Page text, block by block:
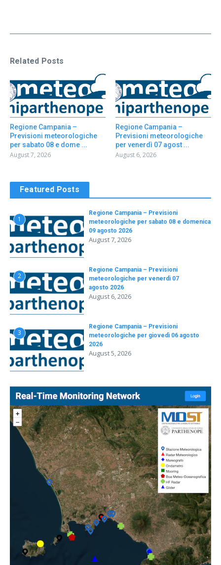
Related Posts
Regione Campania –
Previsioni meteorologiche
per sabato 08 e dome ...
August 7, 2026
Regione Campania –
Previsioni meteorologiche
per venerdì 07 agost ...
August 6, 2026
Featured Posts
1
Regione Campania – Previsioni
meteorologiche per sabato 08 e domenica
09 agosto 2026
August 7, 2026
2
Regione Campania – Previsioni
meteorologiche per venerdì 07
agosto 2026
August 6, 2026
3
Regione Campania – Previsioni
meteorologiche per giovedì 06 agosto
2026
August 5, 2026